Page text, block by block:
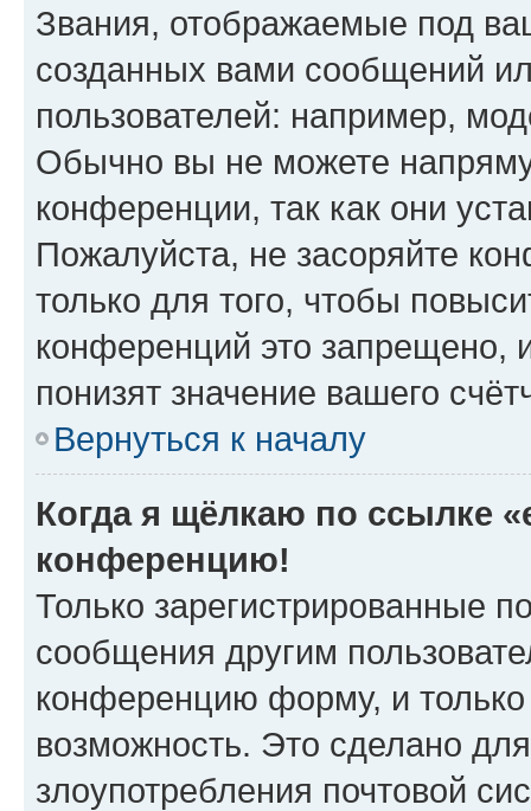
Звания, отображаемые под
созданных вами сообщений
пользователей: например,
Обычно вы не можете
конференции, так как они
Пожалуйста, не засоряйте
только для того, чтобы
конференций это запрещено,
понизят значение вашего
Вернуться к началу
Когда я щёлкаю по ссылке
конференцию!
Только зарегистрированные
сообщения другим
конференцию форму, и
возможность. Это сделано
злоупотребления почтовой